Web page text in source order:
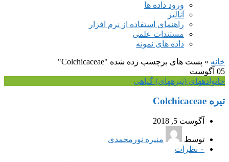
ورود داده ها
آنالیز
راهنمای استفاده از نرم افزار
مستندات علمی
داده های نمونه
خانه » پست های برچسب زده شده "Colchicaceae"
05 آگوست
خانواده‎های (تیره‎های) گیاهی
تیره Colchicaceae
آگوست 5, 2018
توسط
منیره نورمحمدی
۰ نظرات